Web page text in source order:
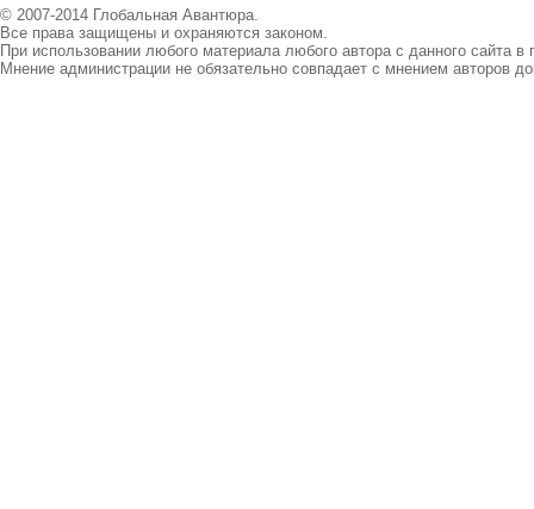
© 2007-2014 Глобальная Авантюра.
Все права защищены и охраняются законом.
При использовании любого материала любого автора с данного сайта
Мнение администрации не обязательно совпадает с мнением авторов